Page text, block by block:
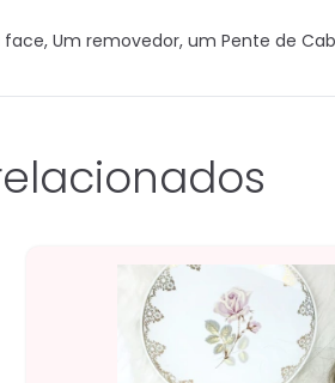
Um removedor, um Pente de